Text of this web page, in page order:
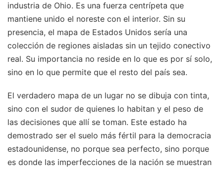
industria de Ohio. Es una fuerza centrípeta que
mantiene unido el noreste con el interior. Sin su
presencia, el mapa de Estados Unidos sería una
colección de regiones aisladas sin un tejido conectivo
real. Su importancia no reside en lo que es por sí solo,
sino en lo que permite que el resto del país sea.
El verdadero mapa de un lugar no se dibuja con tinta,
sino con el sudor de quienes lo habitan y el peso de
las decisiones que allí se toman. Este estado ha
demostrado ser el suelo más fértil para la democracia
estadounidense, no porque sea perfecto, sino porque
es donde las imperfecciones de la nación se muestran